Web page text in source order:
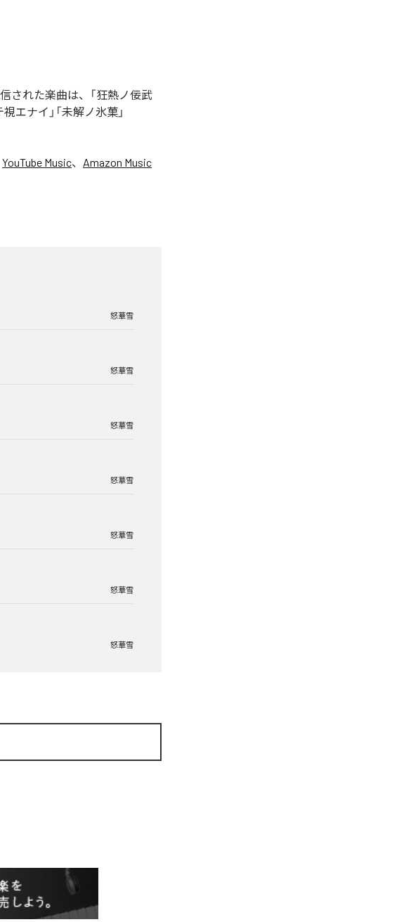
された楽曲は、「狂熱ノ佞武
エナイ」「未解ノ氷菓」
YouTube Music、 Amazon Music
怒華雪
怒華雪
怒華雪
怒華雪
怒華雪
怒華雪
怒華雪